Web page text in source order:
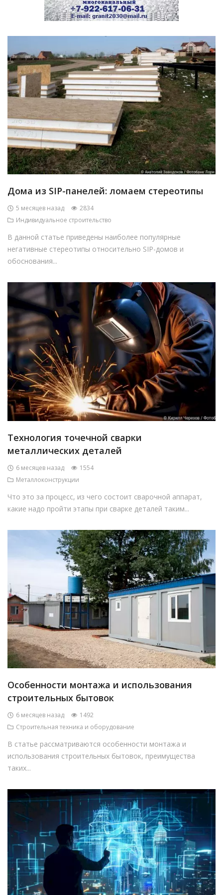
Дома из SIP-панелей: ломаем стереотипы
5 месяцев назад
2834
Индивидуальное строительство
В данной статье приведены наиболее популярные
негативные стереотипы относительно SIP-домов и
обоснования...
Технология точечной сварки
металлических деталей
6 месяцев назад
1554
Металлоконструкции
Что это за процесс, из чего состоит сварочной аппарат,
какие надо пройти этапы при сварке деталей таким...
Особенности монтажа и использования
строительных бытовок
6 месяцев назад
1492
Строительная техника и оборудование
В статье рассматриваются особенности монтажа и
использования строительных бытовок, преимущества
таких...